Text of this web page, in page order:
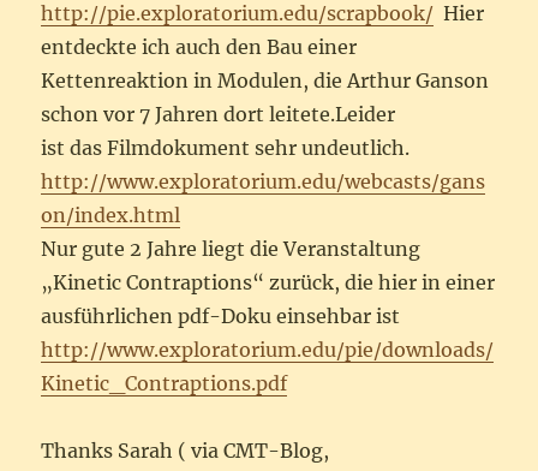
http://pie.exploratorium.edu/scrapbook/ Hier
entdeckte ich auch den Bau einer
Kettenreaktion in Modulen, die Arthur Ganson
schon vor 7 Jahren dort leitete.Leider
ist das Filmdokument sehr undeutlich.
http://www.exploratorium.edu/webcasts/gans
on/index.html
Nur gute 2 Jahre liegt die Veranstaltung
„Kinetic Contraptions“ zurück, die hier in einer
ausführlichen pdf-Doku einsehbar ist
http://www.exploratorium.edu/pie/downloads/
Kinetic_Contraptions.pdf
Thanks Sarah ( via CMT-Blog,